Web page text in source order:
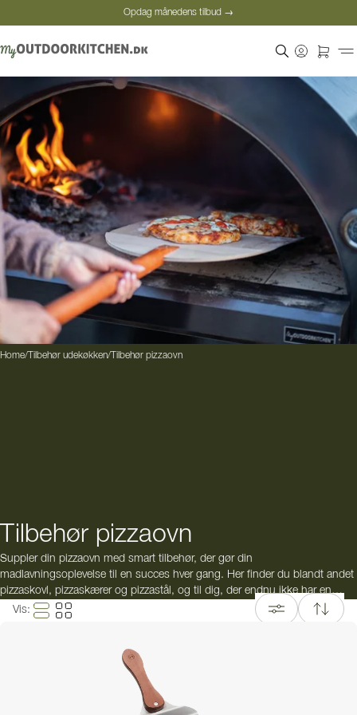
Opdag månedens tilbud →
Prisgaranti
Opdag månedens tilbud →
Home/ Tilbehør udekøkken/ Tilbehør pizzaovn
Tilbehør pizzaovn
Suppler din pizzaovn med smart tilbehør, der gør din
madlavningsoplevelse til en succes hver gang. Her finder du blandt andet
pizzaskovl, pizzaskærer og pizzastål, og til dig, der endnu ikke har en
pizzaovn og leder efter en alt-i-en-pakke, har vi også et pizzakit, der
Er du i tvivl om, hvilket tilbehør du skal vælge?
Vis: